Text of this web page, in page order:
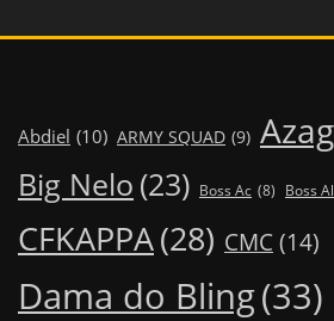
Abdiel (10) ARMY SQUAD (9)
Big Nelo (23) Boss Ac (8) Boss
CFKAPPA(28) CMC (14)
Dama do Bling(33)